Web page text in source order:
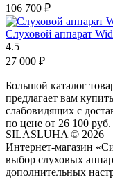
106 700 ₽
Слуховой аппарат
4.5
27 000 ₽
Большой каталог
предлагает вам
слабовидящих с
по цене от 26 100 руб.
SILASLUHA © 2026
Интернет-магазин
выбор слуховых
дополнительных